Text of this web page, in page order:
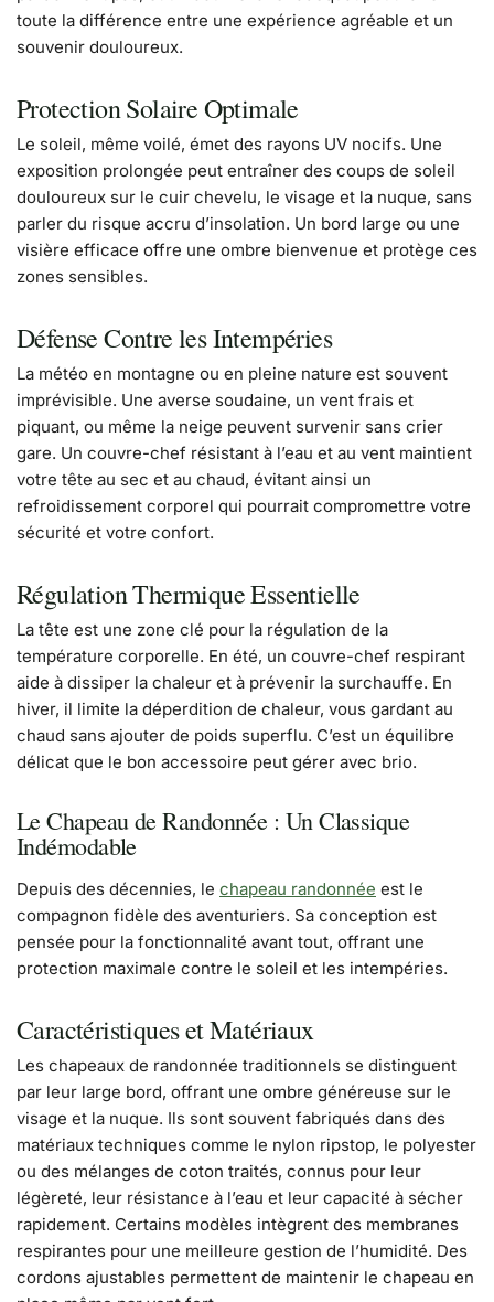
toute la différence entre une expérience agréable et un
souvenir douloureux.
Protection Solaire Optimale
Le soleil, même voilé, émet des rayons UV nocifs. Une
exposition prolongée peut entraîner des coups de soleil
douloureux sur le cuir chevelu, le visage et la nuque, sans
parler du risque accru d’insolation. Un bord large ou une
visière efficace offre une ombre bienvenue et protège ces
zones sensibles.
Défense Contre les Intempéries
La météo en montagne ou en pleine nature est souvent
imprévisible. Une averse soudaine, un vent frais et
piquant, ou même la neige peuvent survenir sans crier
gare. Un couvre-chef résistant à l’eau et au vent maintient
votre tête au sec et au chaud, évitant ainsi un
refroidissement corporel qui pourrait compromettre votre
sécurité et votre confort.
Régulation Thermique Essentielle
La tête est une zone clé pour la régulation de la
température corporelle. En été, un couvre-chef respirant
aide à dissiper la chaleur et à prévenir la surchauffe. En
hiver, il limite la déperdition de chaleur, vous gardant au
chaud sans ajouter de poids superflu. C’est un équilibre
délicat que le bon accessoire peut gérer avec brio.
Le Chapeau de Randonnée : Un Classique
Indémodable
Depuis des décennies, le chapeau randonnée est le
compagnon fidèle des aventuriers. Sa conception est
pensée pour la fonctionnalité avant tout, offrant une
protection maximale contre le soleil et les intempéries.
Caractéristiques et Matériaux
Les chapeaux de randonnée traditionnels se distinguent
par leur large bord, offrant une ombre généreuse sur le
visage et la nuque. Ils sont souvent fabriqués dans des
matériaux techniques comme le nylon ripstop, le polyester
ou des mélanges de coton traités, connus pour leur
légèreté, leur résistance à l’eau et leur capacité à sécher
rapidement. Certains modèles intègrent des membranes
respirantes pour une meilleure gestion de l’humidité. Des
cordons ajustables permettent de maintenir le chapeau en